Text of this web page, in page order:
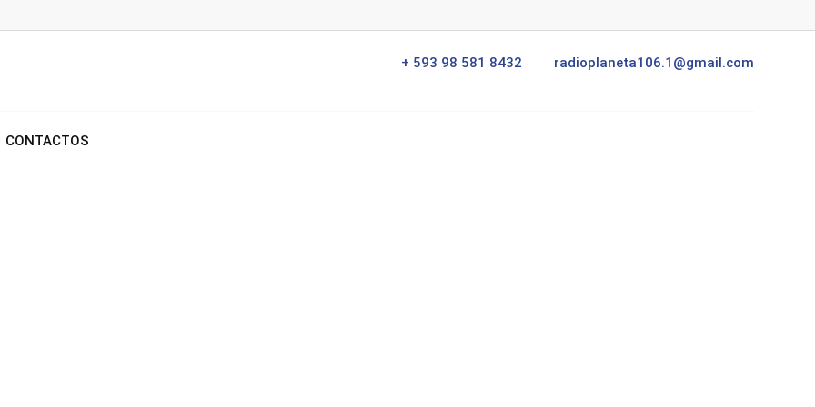
+ 593 98 581 8432 radioplaneta106.1@gmail.com
CONTACTOS